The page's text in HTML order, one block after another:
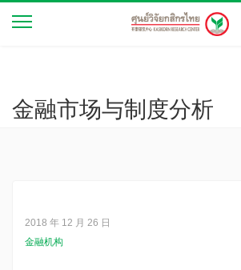
金融市场与制度分析
2018 年 12 月 26 日
金融机构